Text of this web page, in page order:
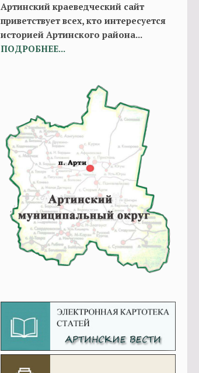
Артинский краеведческий сайт
приветствует всех, кто интересуется
историей Артинского района...
ПОДРОБНЕЕ...